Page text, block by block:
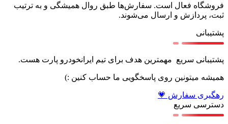
فروشگاه فعال است. سفارش‌ها طبق روال همیشگی و به ترتیب
ثبت، پردازش و ارسال می‌شوند.
پشتیبانی
پشتیبانی سریع مهمترین هدف برای تیم ایرانخودرو پارت هست.
همیشه میتونین روی پاسخگویی ما حساب کنین :)
رهگیری سفارش 💗
دسترسی سریع